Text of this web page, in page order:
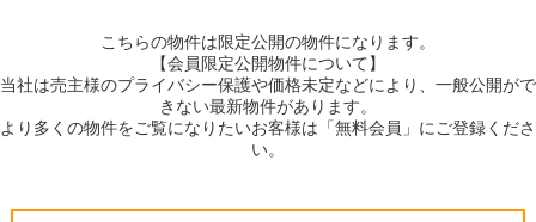
こちらの物件は限定公開の物件になります。
【会員限定公開物件について】
当社は売主様のプライバシー保護や価格未定などにより、一般公開がで
きない最新物件があります。
より多くの物件をご覧になりたいお客様は「無料会員」にご登録くださ
い。